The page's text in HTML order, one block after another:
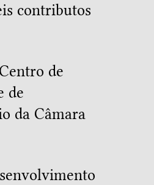
contributos
de
de
da Câmara